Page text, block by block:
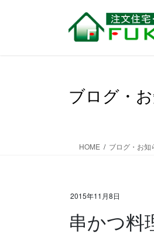
ブログ・
HOME ブログ・お知
2015年11月8日
串かつ料